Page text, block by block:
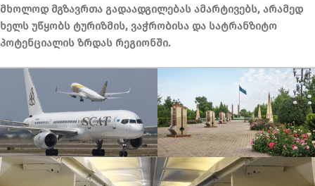
მხოლოდ მგზავრთა გადაადგილებას ამარტივებს, არამედ
ხელს უწყობს ტურიზმის, ვაჭრობისა და სატრანზიტო
პოტენციალის ზრდას რეგიონში.